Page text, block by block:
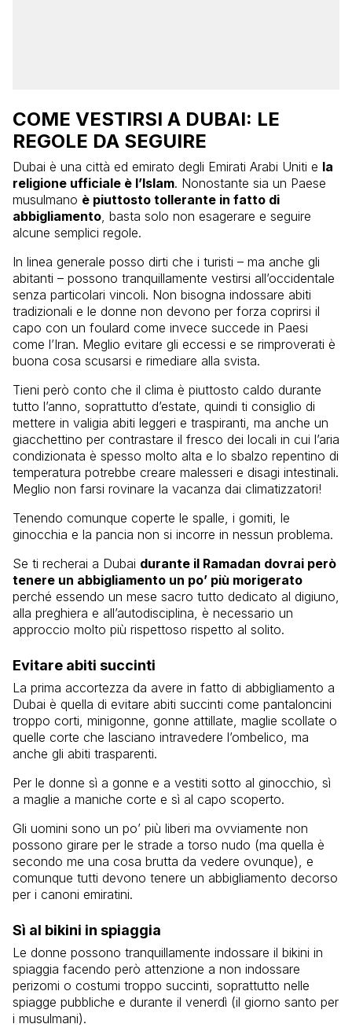
COME VESTIRSI A DUBAI: LE
REGOLE DA SEGUIRE
Dubai è una città ed emirato degli Emirati Arabi Uniti e la
religione ufficiale è l’Islam. Nonostante sia un Paese
musulmano è piuttosto tollerante in fatto di
abbigliamento , basta solo non esagerare e seguire
alcune semplici regole.
In linea generale posso dirti che i turisti – ma anche gli
abitanti – possono tranquillamente vestirsi all’occidentale
senza particolari vincoli. Non bisogna indossare abiti
tradizionali e le donne non devono per forza coprirsi il
capo con un foulard come invece succede in Paesi
come l’Iran. Meglio evitare gli eccessi e se rimproverati è
buona cosa scusarsi e rimediare alla svista.
Tieni però conto che il clima è piuttosto caldo durante
tutto l’anno, soprattutto d’estate, quindi ti consiglio di
mettere in valigia abiti leggeri e traspiranti, ma anche un
giacchettino per contrastare il fresco dei locali in cui l’aria
condizionata è spesso molto alta e lo sbalzo repentino di
temperatura potrebbe creare malesseri e disagi intestinali.
Meglio non farsi rovinare la vacanza dai climatizzatori!
Tenendo comunque coperte le spalle, i gomiti, le
ginocchia e la pancia non si incorre in nessun problema.
Se ti recherai a Dubai durante il Ramadan dovrai però
tenere un abbigliamento un po’ più morigerato
perché essendo un mese sacro tutto dedicato al digiuno,
alla preghiera e all’autodisciplina, è necessario un
approccio molto più rispettoso rispetto al solito.
Evitare abiti succinti
La prima accortezza da avere in fatto di abbigliamento a
Dubai è quella di evitare abiti succinti come pantaloncini
troppo corti, minigonne, gonne attillate, maglie scollate o
quelle corte che lasciano intravedere l’ombelico, ma
anche gli abiti trasparenti.
Per le donne sì a gonne e a vestiti sotto al ginocchio, sì
a maglie a maniche corte e sì al capo scoperto.
Gli uomini sono un po’ più liberi ma ovviamente non
possono girare per le strade a torso nudo (ma quella è
secondo me una cosa brutta da vedere ovunque), e
comunque tutti devono tenere un abbigliamento decorso
per i canoni emiratini.
Sì al bikini in spiaggia
Le donne possono tranquillamente indossare il bikini in
spiaggia facendo però attenzione a non indossare
perizomi o costumi troppo succinti, soprattutto nelle
spiagge pubbliche e durante il venerdì (il giorno santo per
i musulmani).